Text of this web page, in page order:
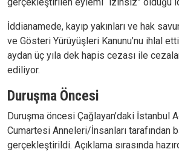
gerçekleştirilen eylemi “izinsiz” olduğu
İddianamede, kayıp yakınları ve hak
ve Gösteri Yürüyüşleri Kanunu’nu ihlal
aydan üç yıla dek hapis cezası ile
ediliyor.
Duruşma Öncesi
Duruşma öncesi Çağlayan’daki İstanbul
Cumartesi Anneleri/İnsanları tarafından
gerçekleştirildi. Açıklama sırasında